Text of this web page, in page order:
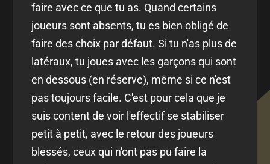
faire avec ce que tu as. Quand certains
joueurs sont absents, tu es bien obligé de
faire des choix par défaut. Si tu n'as plus de
latéraux, tu joues avec les garçons qui sont
en dessous (en réserve), même si ce n'est
pas toujours facile. C'est pour cela que je
suis content de voir l'effectif se stabiliser
petit à petit, avec le retour des joueurs
blessés, ceux qui n'ont pas pu faire la